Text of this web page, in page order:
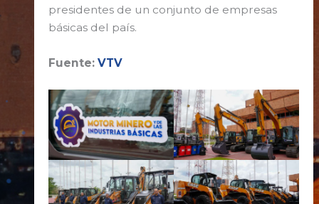
presidentes de un conjunto de empresas
básicas del país.
Fuente: VTV